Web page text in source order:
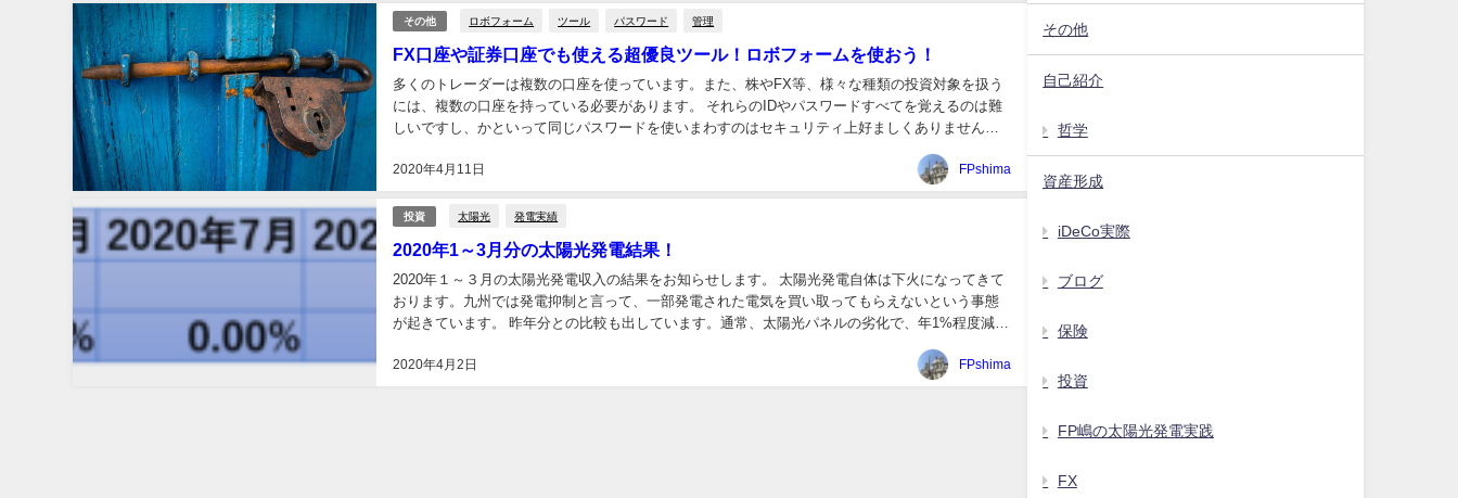
その他 ロボフォーム ツール パスワード 管理
FX口座や証券口座でも使える超優良ツール！ロボフォームを使おう！
2020年4月11日
多くのトレーダーは複数の口座を使っています。また、株やFX等、様々な種類の投資対象を扱う
には、複数の口座を持っている必要があります。 それらのIDやパスワードすべてを覚えるのは難
しいですし、かといって同じパスワードを使いまわすのはセキュリティ上好ましくありません。
FPshima
投資 太陽光 発電実績
2020年1～3月分の太陽光発電結果！
2020年4月2日
2020年１～３月の太陽光発電収入の結果をお知らせします。 太陽光発電自体は下火になってきて
おります。九州では発電抑制と言って、一部発電された電気を買い取ってもらえないという事態
が起きています。 昨年分との比較も出しています。通常、太陽光パネルの劣化で、年1%程度減少
FPshima
その他
自己紹介
哲学
資産形成
iDeCo実際
ブログ
保険
投資
FP嶋の太陽光発電実践
FX